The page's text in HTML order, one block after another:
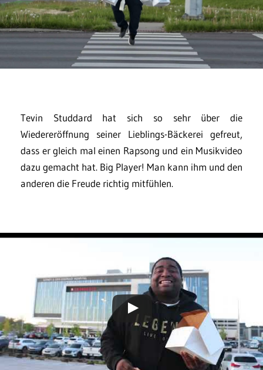
Tevin Studdard hat sich so sehr über die
Wiedereröffnung seiner Lieblings-Bäckerei gefreut,
dass er gleich mal einen Rapsong und ein Musikvideo
dazu gemacht hat. Big Player! Man kann ihm und den
anderen die Freude richtig mitfühlen.